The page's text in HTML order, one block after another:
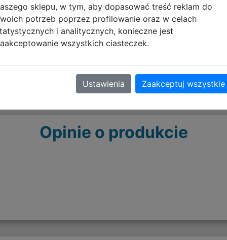
pobierz plik
Opinie o produkcie
sklepu, w tym, aby dopasować treść reklam do
potrzeb poprzez profilowanie oraz w celach
i analitycznych, konieczne jest
wszystkich ciasteczek.
Ustawienia Zaakceptuj wszystkie